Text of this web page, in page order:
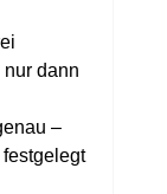
dann
–